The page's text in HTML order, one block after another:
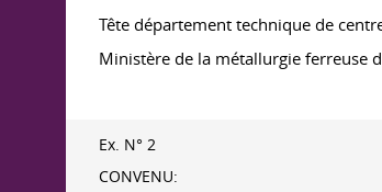
Tête département technique de
Ministère de la métallurgie ferreuse
Ex. N° 2
CONVENU: